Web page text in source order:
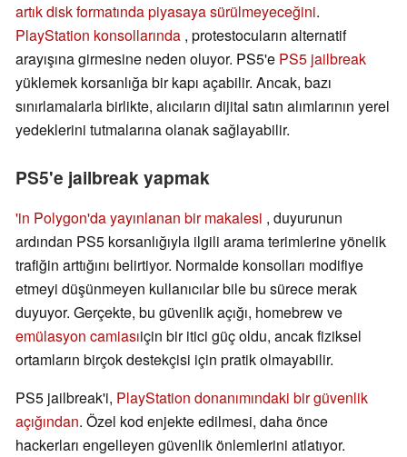
artık disk formatında piyasaya sürülmeyeceğini.
PlayStation konsollarında , protestocuların alternatif
arayışına girmesine neden oluyor. PS5'e PS5 jailbreak
yüklemek korsanlığa bir kapı açabilir. Ancak, bazı
sınırlamalarla birlikte, alıcıların dijital satın alımlarının yerel
yedeklerini tutmalarına olanak sağlayabilir.
PS5'e jailbreak yapmak
'in Polygon'da yayınlanan bir makalesi , duyurunun
ardından PS5 korsanlığıyla ilgili arama terimlerine yönelik
trafiğin arttığını belirtiyor. Normalde konsolları modifiye
etmeyi düşünmeyen kullanıcılar bile bu sürece merak
duyuyor. Gerçekte, bu güvenlik açığı, homebrew ve
emülasyon camiasıiçin bir itici güç oldu, ancak fiziksel
ortamların birçok destekçisi için pratik olmayabilir.
PS5 jailbreak'i, PlayStation donanımındaki bir güvenlik
açığından. Özel kod enjekte edilmesi, daha önce
hackerları engelleyen güvenlik önlemlerini atlatıyor.